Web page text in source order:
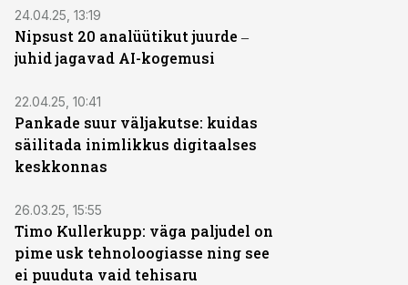
24.04.25, 13:19
Nipsust 20 analüütikut juurde ‒
juhid jagavad AI-kogemusi
22.04.25, 10:41
Pankade suur väljakutse: kuidas
säilitada inimlikkus digitaalses
keskkonnas
26.03.25, 15:55
Timo Kullerkupp: väga paljudel on
pime usk tehnoloogiasse ning see
ei puuduta vaid tehisaru